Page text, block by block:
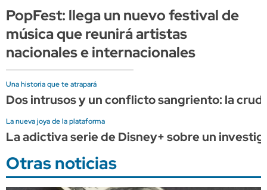
PopFest: llega un nuevo festival de
música que reunirá artistas
nacionales e internacionales
Una historia que te atrapará
Dos intrusos y un conflicto sangriento: la
La nueva joya de la plataforma
La adictiva serie de Disney+ sobre un
Otras noticias